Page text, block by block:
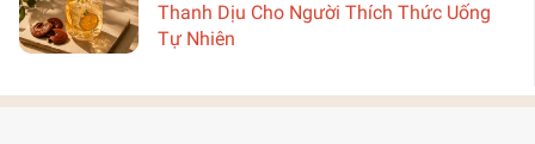
Thanh Dịu Cho Người Thích Thức Uống
Tự Nhiên